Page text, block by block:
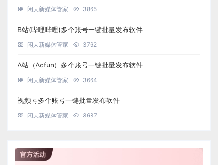
闲人新媒体管家 3865
B站(哔哩哔哩)多个账号一键批量发布软件
闲人新媒体管家 3762
A站（Acfun）多个账号一键批量发布软件
闲人新媒体管家 3664
视频号多个账号一键批量发布软件
闲人新媒体管家 3637